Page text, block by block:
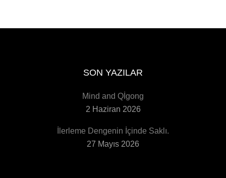
SON YAZILAR
Mind and Qİgong
2 Haziran 2026
İlerleme Dengenin İçinde Saklı.
27 Mayıs 2026